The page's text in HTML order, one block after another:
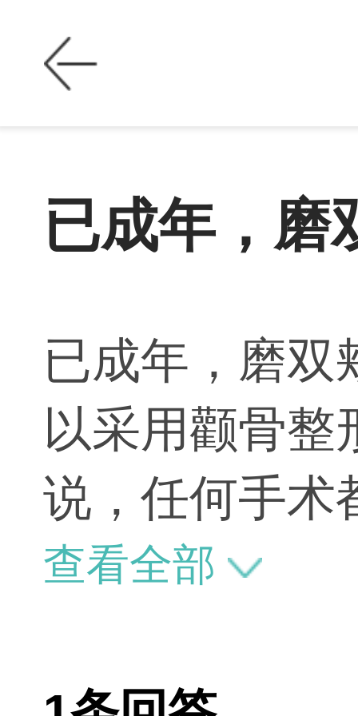
已成年，磨
已成年，磨双
以采用颧骨整
说，任何手术
形手术中，要
骨大小不对称
查看全部